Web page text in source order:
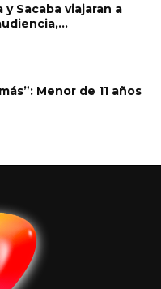
y Sacaba viajaran a
Menor de 11 años